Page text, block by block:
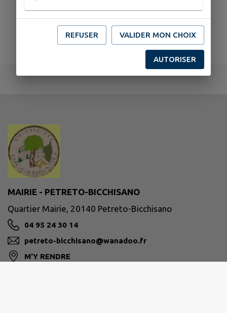
MAIRIE - PETRETO-BICCHISANO
Quartier Mairie, 20140 Petreto-Bicchisano
04 95 24 30 14
petreto-bicchisano@wanadoo.fr
M'Y RENDRE
REFUSER VALIDER MON CHOIX
AUTORISER